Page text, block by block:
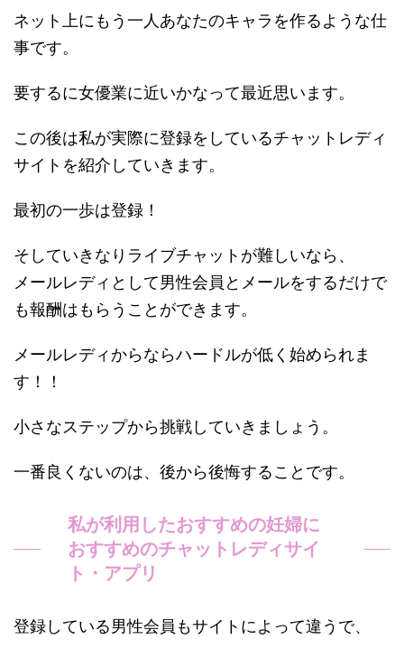
ネット上にもう一人あなたのキャラを作るような仕
事です。
要するに女優業に近いかなって最近思います。
この後は私が実際に登録をしているチャットレディ
サイトを紹介していきます。
最初の一歩は登録！
そしていきなりライブチャットが難しいなら、
メールレディとして男性会員とメールをするだけで
も報酬はもらうことができます。
メールレディからならハードルが低く始められま
す！！
小さなステップから挑戦していきましょう。
一番良くないのは、後から後悔することです。
私が利用したおすすめの妊婦に
おすすめのチャットレディサイ
ト・アプリ
登録している男性会員もサイトによって違うで、